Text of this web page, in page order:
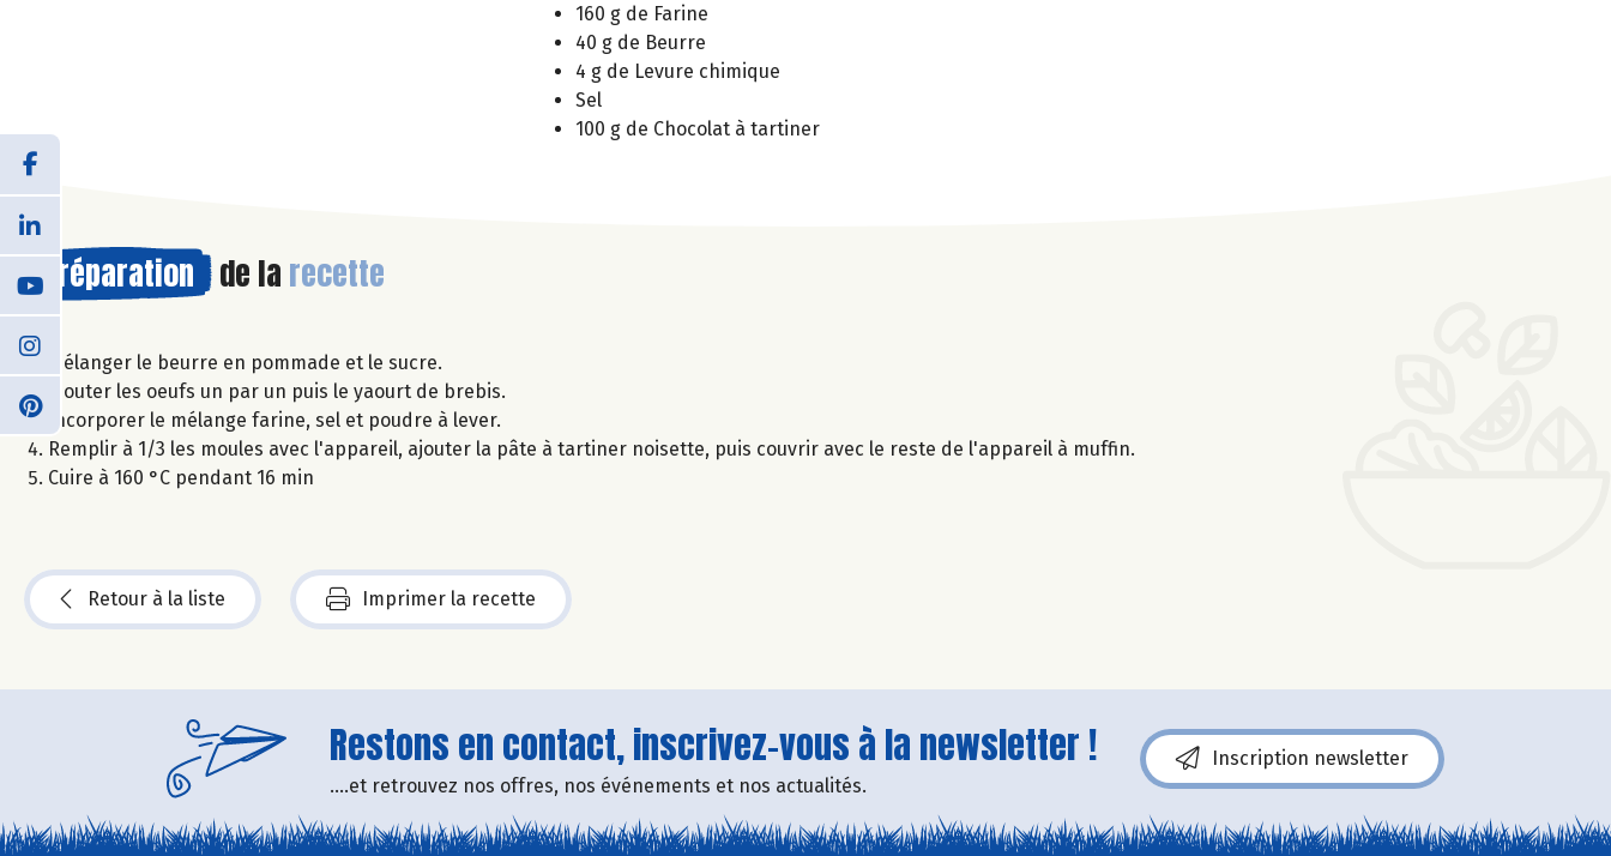
160 g de Farine
40 g de Beurre
4 g de Levure chimique
Sel
100 g de Chocolat à tartiner
Préparation de la recette
Mélanger le beurre en pommade et le sucre.
Ajouter les oeufs un par un puis le yaourt de brebis.
Incorporer le mélange farine, sel et poudre à lever.
Remplir à 1/3 les moules avec l'appareil, ajouter la pâte à tartiner noisette, puis couvrir avec le reste de l'appareil à muffin.
Cuire à 160 °C pendant 16 min
Retour à la liste Imprimer la recette
Restons en contact, inscrivez-vous à la newsletter !
....et retrouvez nos offres, nos événements et nos actualités.
Inscription newsletter